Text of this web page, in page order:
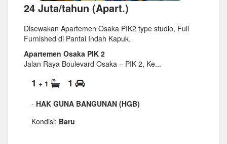
24 Juta/tahun (Apart.)
Disewakan Apartemen Osaka PIK2 type studio, Full
Furnished di Pantai Indah Kapuk.
Apartemen Osaka PIK 2
Jalan Raya Boulevard Osaka – PIK 2, Ke...
1 + 1 1
- HAK GUNA BANGUNAN (HGB)
Kondisi: Baru